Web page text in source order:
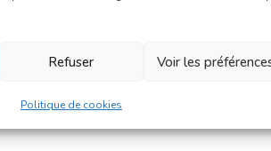
Refuser Voir les
Politique de cookies